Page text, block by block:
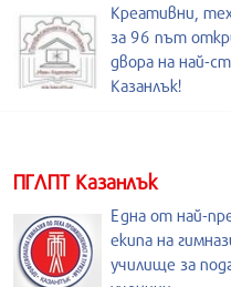
Креативни,
за 96 път
двора на най-
Казанлък!
ПГЛПТ Казанлък
Една от най-
екипа на
училище за